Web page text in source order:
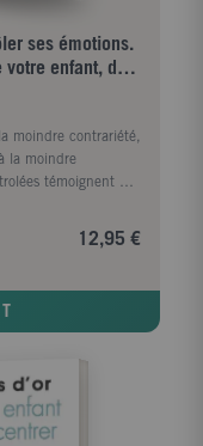
ses émotions.
votre enfant, des
moindre contrariété,
la moindre
témoignent de
comment vous
et astuces
au quotidien. LE
12,95 €